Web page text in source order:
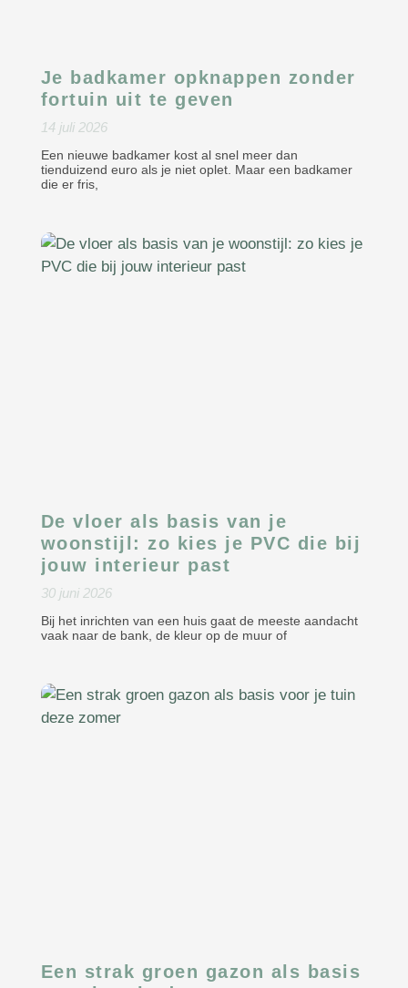
Je badkamer opknappen zonder
fortuin uit te geven
14 juli 2026
Een nieuwe badkamer kost al snel meer dan
tienduizend euro als je niet oplet. Maar een badkamer
die er fris,
De vloer als basis van je
woonstijl: zo kies je PVC die bij
jouw interieur past
30 juni 2026
Bij het inrichten van een huis gaat de meeste aandacht
vaak naar de bank, de kleur op de muur of
Een strak groen gazon als basis